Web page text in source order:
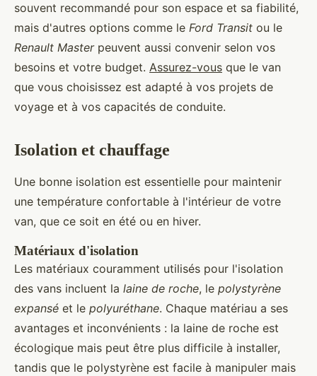
souvent recommandé pour son espace et sa fiabilité,
mais d'autres options comme le Ford Transit ou le
Renault Masterpeuvent aussi convenir selon vos
besoins et votre budget. Assurez-vous que le van
que vous choisissez est adapté à vos projets de
voyage et à vos capacités de conduite.
Isolation et chauffage
Une bonne isolation est essentielle pour maintenir
une température confortable à l'intérieur de votre
van, que ce soit en été ou en hiver.
Matériaux d'isolation
Les matériaux couramment utilisés pour l'isolation
des vans incluent la laine de roche, le polystyrène
expansé et le polyuréthane. Chaque matériau a ses
avantages et inconvénients : la laine de roche est
écologique mais peut être plus difficile à installer,
tandis que le polystyrène est facile à manipuler mais